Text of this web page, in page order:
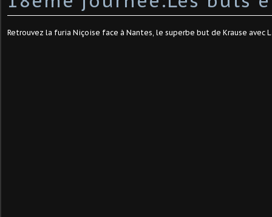
Retrouvez la furia Niçoise face à Nantes, le superbe but de Krause avec